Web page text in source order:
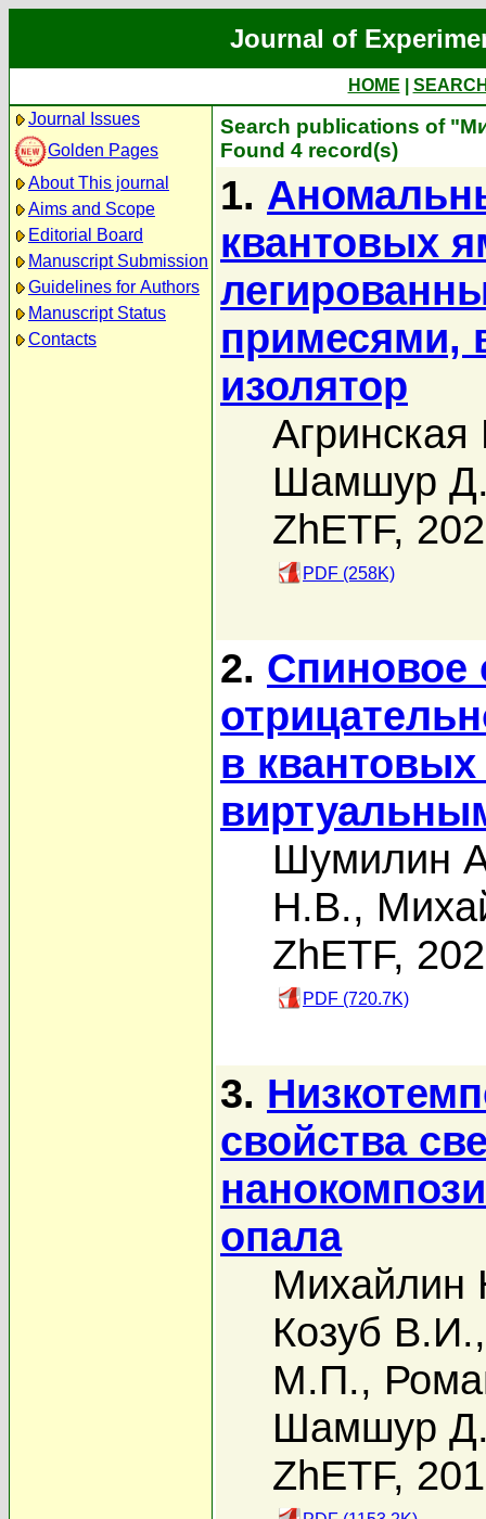
Journal of
HOME
Journal Issues
Golden Pages
About This journal
Aims and Scope
Editorial Board
Manuscript Submission
Guidelines for Authors
Manuscript Status
Contacts
Search publications of
Found 4 record(s)
1.
квантовых
примесями,
изолятор
Шамшур
ZhETF,
PDF (258K)
2. Спиновое
в
Шумилин
Н.В.,
ZhETF,
PDF (720.7K)
3.
свойства
опала
Козуб В.И.
М.П.,
Шамшур
ZhETF,